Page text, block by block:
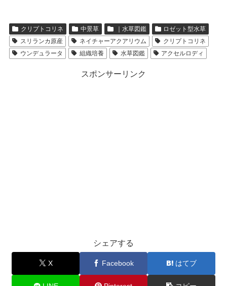
クリプトコリネ 中景草 ｜水草図鑑
ロゼット型水草
スリランカ原産
ネイチャーアクアリウム
クリプトコリネ
ウンデュラータ
組織培養 水草図鑑 アクセルロディ
スポンサーリンク
シェアする
X Facebook はてブ